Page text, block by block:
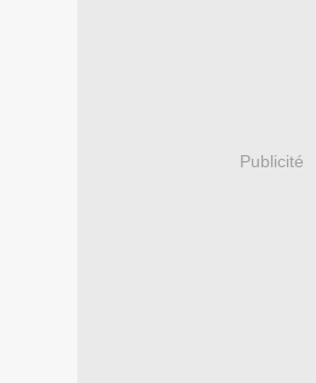
Publicité